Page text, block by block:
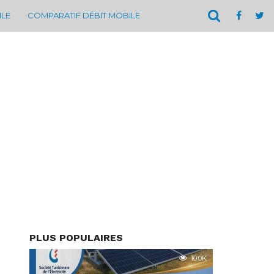
COMPARATIF DÉBIT MOBILE
PLUS POPULAIRES
10.0K